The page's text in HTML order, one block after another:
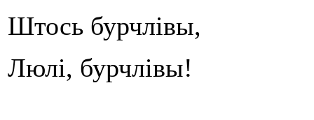
Штось бурчлівы,
Люлі, бурчлівы!